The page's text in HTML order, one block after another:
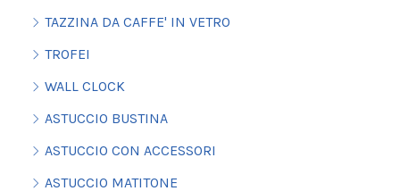
TAZZINA DA CAFFE' IN VETRO
TROFEI
WALL CLOCK
ASTUCCIO BUSTINA
ASTUCCIO CON ACCESSORI
ASTUCCIO MATITONE